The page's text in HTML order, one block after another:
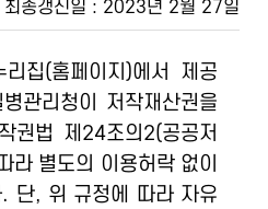
종갱신일 : 2023년 2월 27일
집(홈페이지)에서 제공
관리청이 저작재산권을
권법 제24조의2(공공저
라 별도의 이용허락 없이
단, 위 규정에 따라 자유